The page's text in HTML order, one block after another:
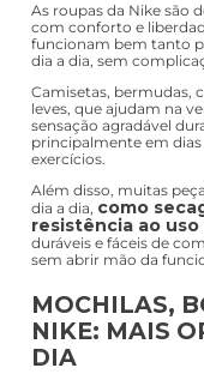
As roupas da Nike são
com conforto e
funcionam bem tanto
dia a dia, sem
Camisetas, bermudas,
leves, que ajudam na
sensação agradável
principalmente em
exercícios.
Além disso, muitas
dia a dia, como
resistência ao
duráveis e fáceis de
sem abrir mão da
MOCHILAS,
NIKE: MAIS
DIA